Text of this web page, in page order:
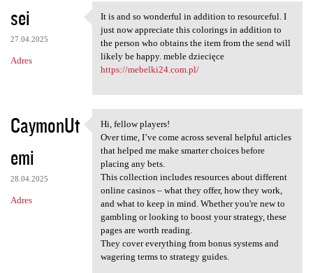
sei
27.04.2025
Adres
It is and so wonderful in
It is and so wonderful in addition to resourceful. I
just now appreciate this colorings in addition to
the person who obtains the item from the send will
likely be happy. meble dziecięce
https://mebelki24.com.pl/
CaymonUt
emi
28.04.2025
Adres
Hi, fellow players!
Hi, fellow players!
Over time, I’ve come across several helpful articles
that helped me make smarter choices before
placing any bets.
This collection includes resources about different
online casinos – what they offer, how they work,
and what to keep in mind. Whether you're new to
gambling or looking to boost your strategy, these
pages are worth reading.
They cover everything from bonus systems and
wagering terms to strategy guides.